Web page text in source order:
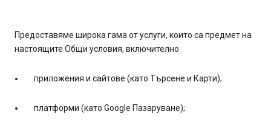
Предоставяме широка гама от услуги, които са предмет на
настоящите Общи условия, включително:
приложения и сайтове (като Търсене и Карти);
платформи (като Google Пазаруване);